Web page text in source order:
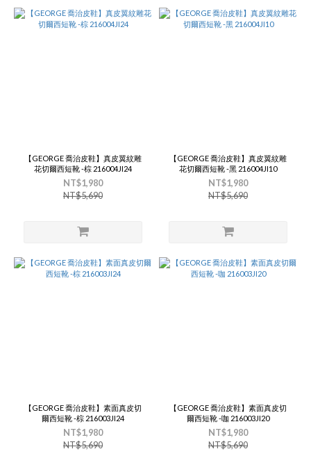
【GEORGE 喬治皮鞋】真皮翼紋雕
花切爾西短靴 -棕 216004JI24
NT$1,980
NT$5,690
【GEORGE 喬治皮鞋】真皮翼紋雕
花切爾西短靴 -黑 216004JI10
NT$1,980
NT$5,690
【GEORGE 喬治皮鞋】素面真皮切
爾西短靴 -棕 216003JI24
NT$1,980
NT$5,690
【GEORGE 喬治皮鞋】素面真皮切
爾西短靴 -咖 216003JI20
NT$1,980
NT$5,690